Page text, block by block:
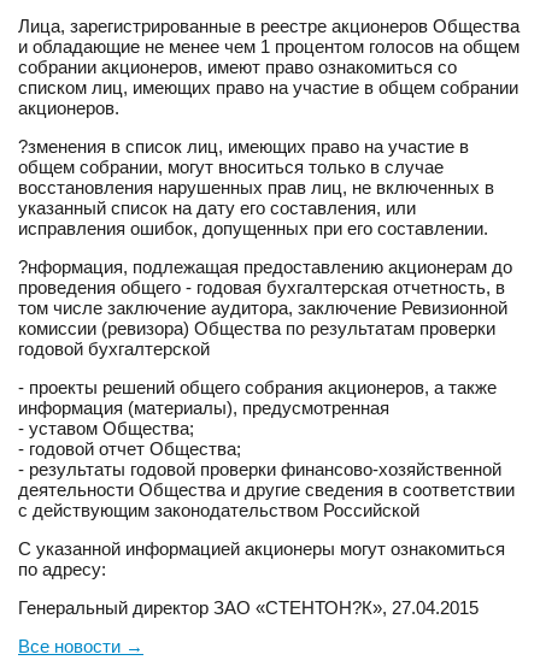
Лица, зарегистрированные в реестре акционеров Общества
и обладающие не менее чем 1 процентом голосов на общем
собрании акционеров, имеют право ознакомиться со
списком лиц, имеющих право на участие в общем собрании
акционеров.
?зменения в список лиц, имеющих право на участие в
общем собрании, могут вноситься только в случае
восстановления нарушенных прав лиц, не включенных в
указанный список на дату его составления, или
исправления ошибок, допущенных при его составлении.
?нформация, подлежащая предоставлению акционерам до
проведения общего - годовая бухгалтерская отчетность, в
том числе заключение аудитора, заключение Ревизионной
комиссии (ревизора) Общества по результатам проверки
годовой бухгалтерской
- проекты решений общего собрания акционеров, а также
информация (материалы), предусмотренная
- уставом Общества;
- годовой отчет Общества;
- результаты годовой проверки финансово-хозяйственной
деятельности Общества и другие сведения в соответствии
с действующим законодательством Российской
С указанной информацией акционеры могут ознакомиться
по адресу:
Генеральный директор ЗАО «СТЕНТОН?К», 27.04.2015
Все новости →